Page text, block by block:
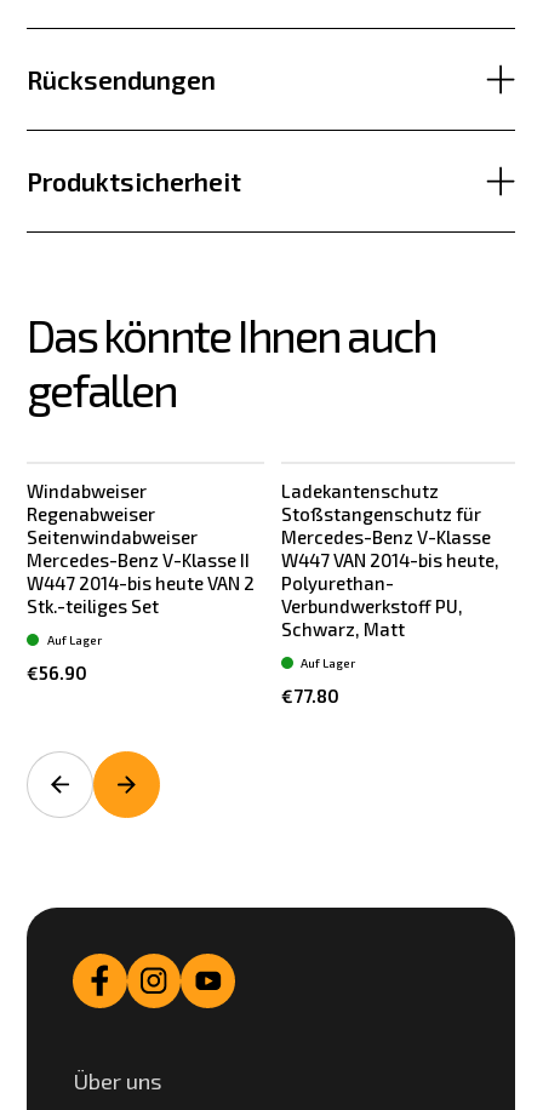
Rücksendungen
Produktsicherheit
Das könnte Ihnen auch
gefallen
Windabweiser
Regenabweiser
Seitenwindabweiser
Mercedes-Benz V-Klasse II
W447 2014-bis heute VAN 2
Stk.-teiliges Set
€56.90
Auf Lager
Ladekantenschutz
Stoßstangenschutz für
Mercedes-Benz V-Klasse
W447 VAN 2014-bis heute,
Polyurethan-
Verbundwerkstoff PU,
Schwarz, Matt
€77.80
Auf Lager
Über uns